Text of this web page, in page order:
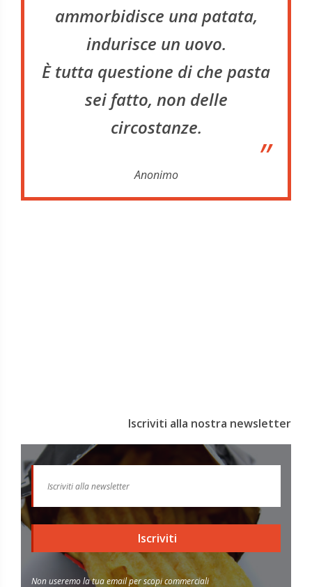
ammorbidisce una patata,
indurisce un uovo.
È tutta questione di che pasta
sei fatto, non delle
circostanze.
”
Anonimo
Iscriviti alla nostra newsletter
Iscriviti
Non useremo la tua email per scopi commerciali